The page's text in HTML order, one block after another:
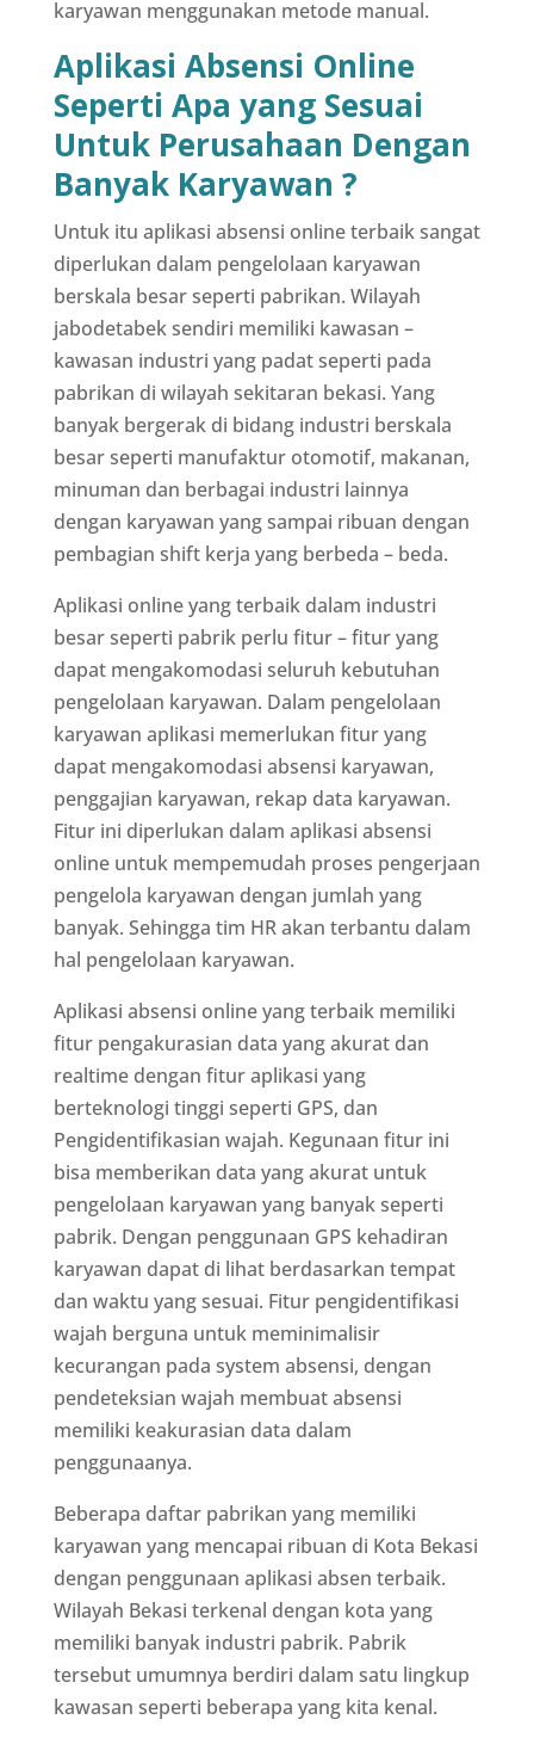
karyawan menggunakan metode manual.
Aplikasi Absensi Online
Seperti Apa yang Sesuai
Untuk Perusahaan Dengan
Banyak Karyawan ?
Untuk itu aplikasi absensi online terbaik sangat
diperlukan dalam pengelolaan karyawan
berskala besar seperti pabrikan. Wilayah
jabodetabek sendiri memiliki kawasan –
kawasan industri yang padat seperti pada
pabrikan di wilayah sekitaran bekasi. Yang
banyak bergerak di bidang industri berskala
besar seperti manufaktur otomotif, makanan,
minuman dan berbagai industri lainnya
dengan karyawan yang sampai ribuan dengan
pembagian shift kerja yang berbeda – beda.
Aplikasi online yang terbaik dalam industri
besar seperti pabrik perlu fitur – fitur yang
dapat mengakomodasi seluruh kebutuhan
pengelolaan karyawan. Dalam pengelolaan
karyawan aplikasi memerlukan fitur yang
dapat mengakomodasi absensi karyawan,
penggajian karyawan, rekap data karyawan.
Fitur ini diperlukan dalam aplikasi absensi
online untuk mempemudah proses pengerjaan
pengelola karyawan dengan jumlah yang
banyak. Sehingga tim HR akan terbantu dalam
hal pengelolaan karyawan.
Aplikasi absensi online yang terbaik memiliki
fitur pengakurasian data yang akurat dan
realtime dengan fitur aplikasi yang
berteknologi tinggi seperti GPS, dan
Pengidentifikasian wajah. Kegunaan fitur ini
bisa memberikan data yang akurat untuk
pengelolaan karyawan yang banyak seperti
pabrik. Dengan penggunaan GPS kehadiran
karyawan dapat di lihat berdasarkan tempat
dan waktu yang sesuai. Fitur pengidentifikasi
wajah berguna untuk meminimalisir
kecurangan pada system absensi, dengan
pendeteksian wajah membuat absensi
memiliki keakurasian data dalam
penggunaanya.
Beberapa daftar pabrikan yang memiliki
karyawan yang mencapai ribuan di Kota Bekasi
dengan penggunaan aplikasi absen terbaik.
Wilayah Bekasi terkenal dengan kota yang
memiliki banyak industri pabrik. Pabrik
tersebut umumnya berdiri dalam satu lingkup
kawasan seperti beberapa yang kita kenal.